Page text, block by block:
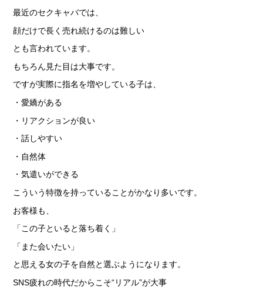
› お仕事コラム
› 先輩たちの声
› 30歳からのママワーク
› 用語集
› カンタン♪LINE面接
› 卒業生の声
› サイトマップ
› グループサイト
› オンラインヴィヴィッド
› 店舗スタッフ求人
最近のセクキャバでは、
顔だけで長く売れ続けるのは難しい
とも言われています。
もちろん見た目は大事です。
ですが実際に指名を増やしている子は、
・愛嬌がある
・リアクションが良い
・話しやすい
・自然体
・気遣いができる
こういう特徴を持っていることがかなり多いです。
お客様も、
「この子といると落ち着く」
「また会いたい」
と思える女の子を自然と選ぶようになります。
SNS疲れの時代だからこそ“リアル”が大事